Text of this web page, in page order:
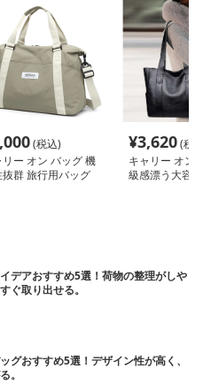
(税込)
リー オン バッグ 機
群 旅行用バッグ
¥3,620(税
キャリー オン
級感漂う大容
デアおすすめ5選！荷物の整理がしや
ぐ取り出せる。
グおすすめ5選！デザイン性が高く、
。